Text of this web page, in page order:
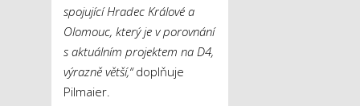
spojující Hradec Králové a
Olomouc, který je v porovnání
s aktuálním projektem na D4,
výrazně větší,“doplňuje
Pilmaier.